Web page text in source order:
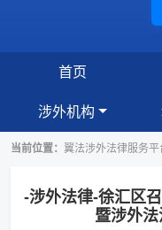
首页
涉外机构
当前位置： 翼法涉外法律服务平
-涉外法律-徐汇区
暨涉外